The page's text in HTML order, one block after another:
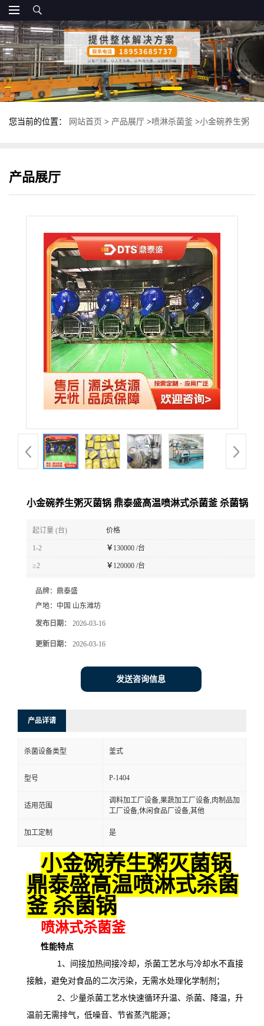
您当前的位置： 网站首页 > 产品展厅 >喷淋杀菌釜 >小金碗养生粥
产品展厅
小金碗养生粥灭菌锅 鼎泰盛高温喷淋式杀菌釜 杀菌锅
起订量 (台) 价格
1-2 ￥ 130000 /台
≥2 ￥ 120000 /台
品牌： 鼎泰盛
产地： 中国 山东潍坊
发布日期： 2026-03-16
更新日期： 2026-03-16
发送咨询信息
产品详请
杀菌设备类型 釜式
型号 P-1404
适用范围
调料加工厂设备,果蔬加工厂设备,肉制品加
工厂设备,休闲食品厂设备,其他
加工定制 是
小金碗养生粥灭菌锅
鼎泰盛高温喷淋式杀菌
釜 杀菌锅
喷淋式杀菌釜
性能特点
1、间接加热间接冷却，杀菌工艺水与冷却水不直接
接触，避免对食品的二次污染，无需水处理化学制剂；
2、少量杀菌工艺水快速循环升温、杀菌、降温，升
温前无需排气，低噪音、节省蒸汽能源；